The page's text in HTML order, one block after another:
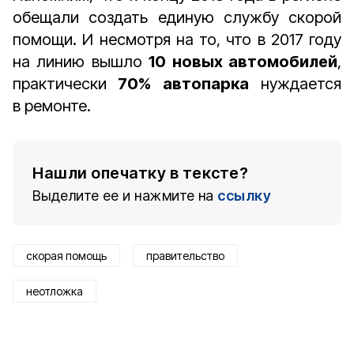
обещали создать единую службу скорой
помощи. И несмотря на то, что в 2017 году
на линию вышло10 новых автомобилей,
практически 70% автопарка нуждается
в ремонте.
Нашли опечатку в тексте?
Выделите ее и нажмите на ссылку
скорая помощь правительство
неотложка